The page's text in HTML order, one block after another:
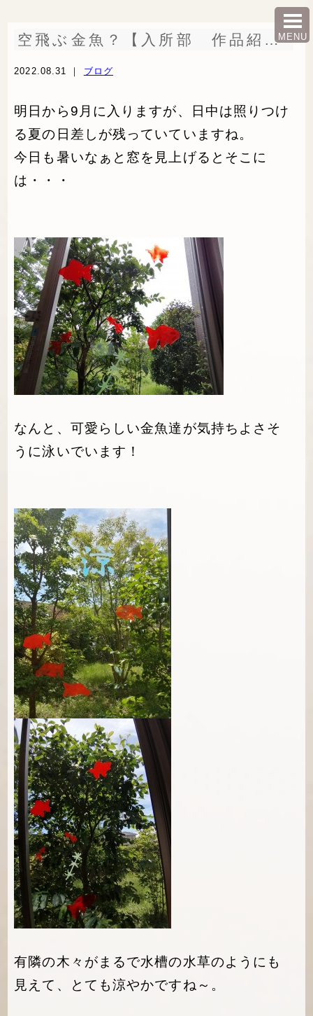
MENU
空飛ぶ金魚？【入所部 作品紹介】
2022.08.31 ｜ ブログ
明日から9月に入りますが、日中は照りつけ
る夏の日差しが残っていていますね。
今日も暑いなぁと窓を見上げるとそこに
は・・・
なんと、可愛らしい金魚達が気持ちよさそ
うに泳いでいます！
有隣の木々がまるで水槽の水草のようにも
見えて、とても涼やかですね～。